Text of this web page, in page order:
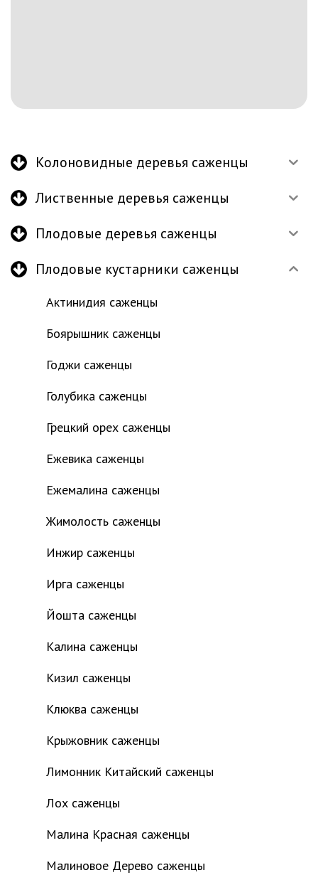
Колоновидные деревья саженцы
Лиственные деревья саженцы
Плодовые деревья саженцы
Плодовые кустарники саженцы
Актинидия саженцы
Боярышник саженцы
Годжи саженцы
Голубика саженцы
Грецкий орех саженцы
Ежевика саженцы
Ежемалина саженцы
Жимолость саженцы
Инжир саженцы
Ирга саженцы
Йошта саженцы
Калина саженцы
Кизил саженцы
Клюква саженцы
Крыжовник саженцы
Лимонник Китайский саженцы
Лох саженцы
Малина Красная саженцы
Малиновое Дерево саженцы